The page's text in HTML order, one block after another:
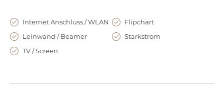
Internet Anschluss / WLAN
Flipchart
Leinwand / Beamer
Starkstrom
TV / Screen